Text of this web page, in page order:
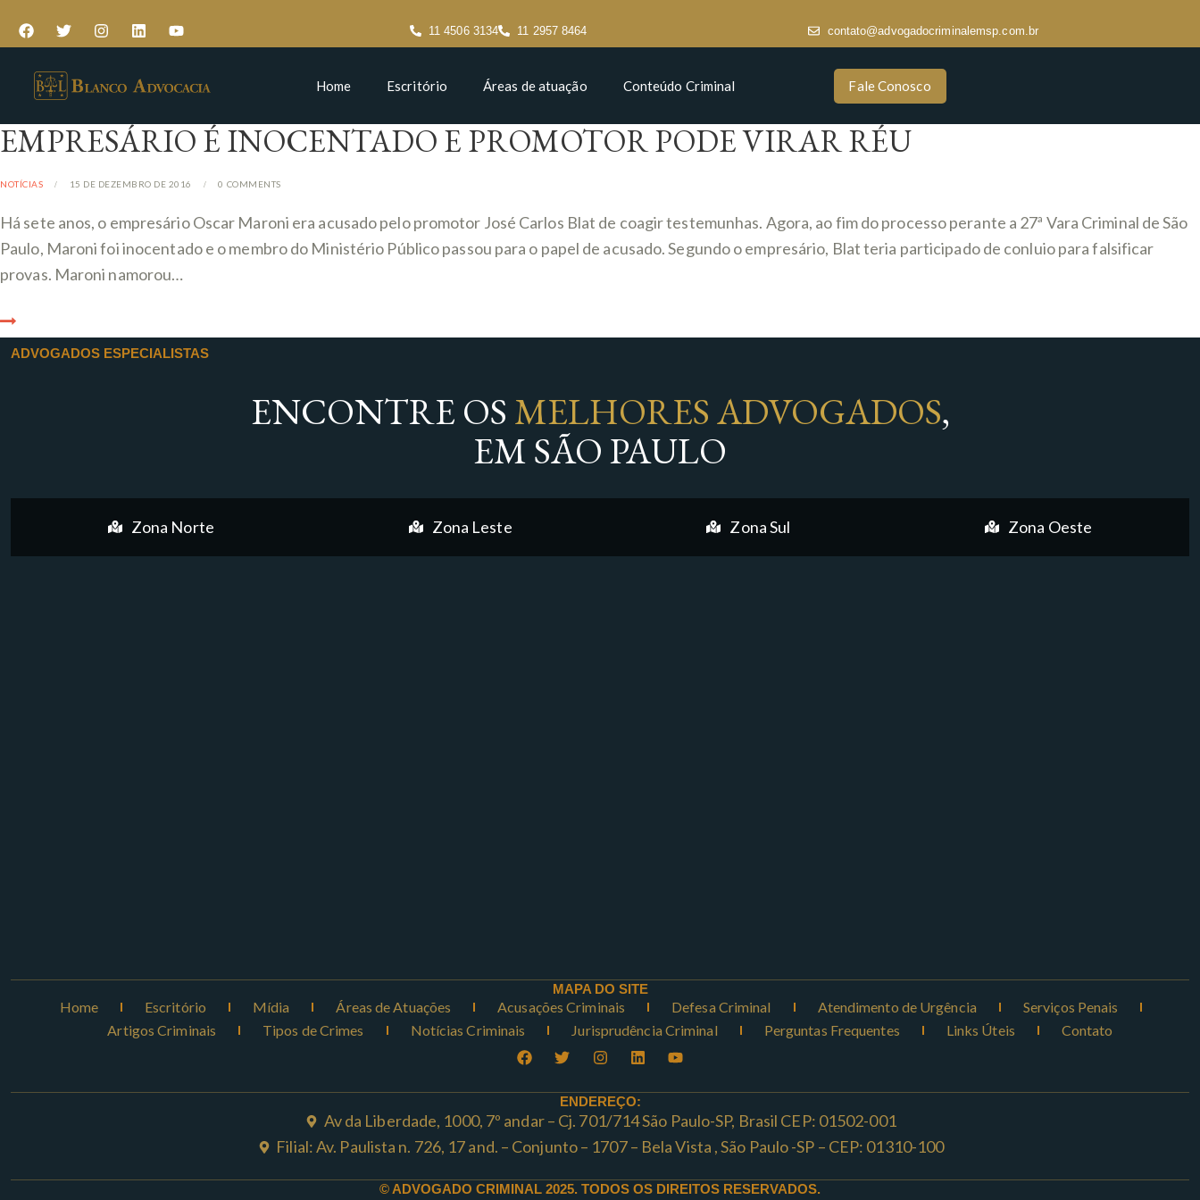
11 4506 3134 11 2957 8464 contato@advogadocriminalemsp.com.br
Home Escritório Áreas de atuação Conteúdo Criminal Fale Conosco
EMPRESÁRIO É INOCENTADO E PROMOTOR PODE VIRAR RÉU
NOTÍCIAS 15 DE DEZEMBRO DE 2016 0 COMMENTS
Há sete anos, o empresário Oscar Maroni era acusado pelo promotor José Carlos Blat de coagir testemunhas. Agora, ao fim do processo perante a 27ª Vara Criminal de São
Paulo, Maroni foi inocentado e o membro do Ministério Público passou para o papel de acusado. Segundo o empresário, Blat teria participado de conluio para falsificar
provas. Maroni namorou…
ADVOGADOS ESPECIALISTAS
ENCONTRE OS MELHORES ADVOGADOS,
EM SÃO PAULO
Zona Norte Zona Leste Zona Sul Zona Oeste
MAPA DO SITE
Home Escritório Mídia Áreas de Atuações Acusações Criminais Defesa Criminal Atendimento de Urgência
Serviços Penais
Artigos Criminais
Tipos de Crimes Notícias Criminais Jurisprudência Criminal Perguntas Frequentes Links Úteis Contato
ENDEREÇO:
Av da Liberdade, 1000, 7º andar – Cj. 701/714 São Paulo-SP, Brasil CEP: 01502-001
Filial: Av. Paulista n. 726, 17 and. – Conjunto – 1707 – Bela Vista , São Paulo -SP – CEP: 01310-100
© ADVOGADO CRIMINAL 2025. TODOS OS DIREITOS RESERVADOS.